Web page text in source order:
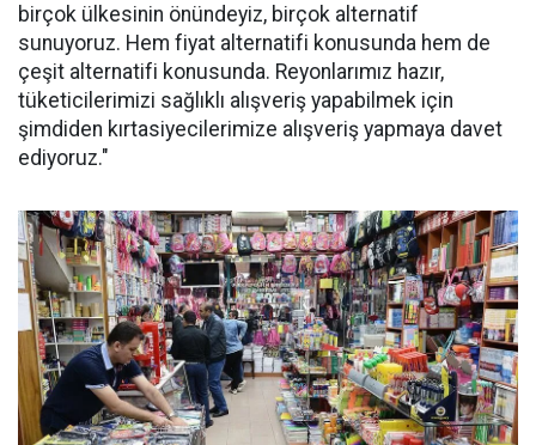
birçok ülkesinin önündeyiz, birçok alternatif
sunuyoruz. Hem fiyat alternatifi konusunda hem de
çeşit alternatifi konusunda. Reyonlarımız hazır,
tüketicilerimizi sağlıklı alışveriş yapabilmek için
şimdiden kırtasiyecilerimize alışveriş yapmaya davet
ediyoruz."